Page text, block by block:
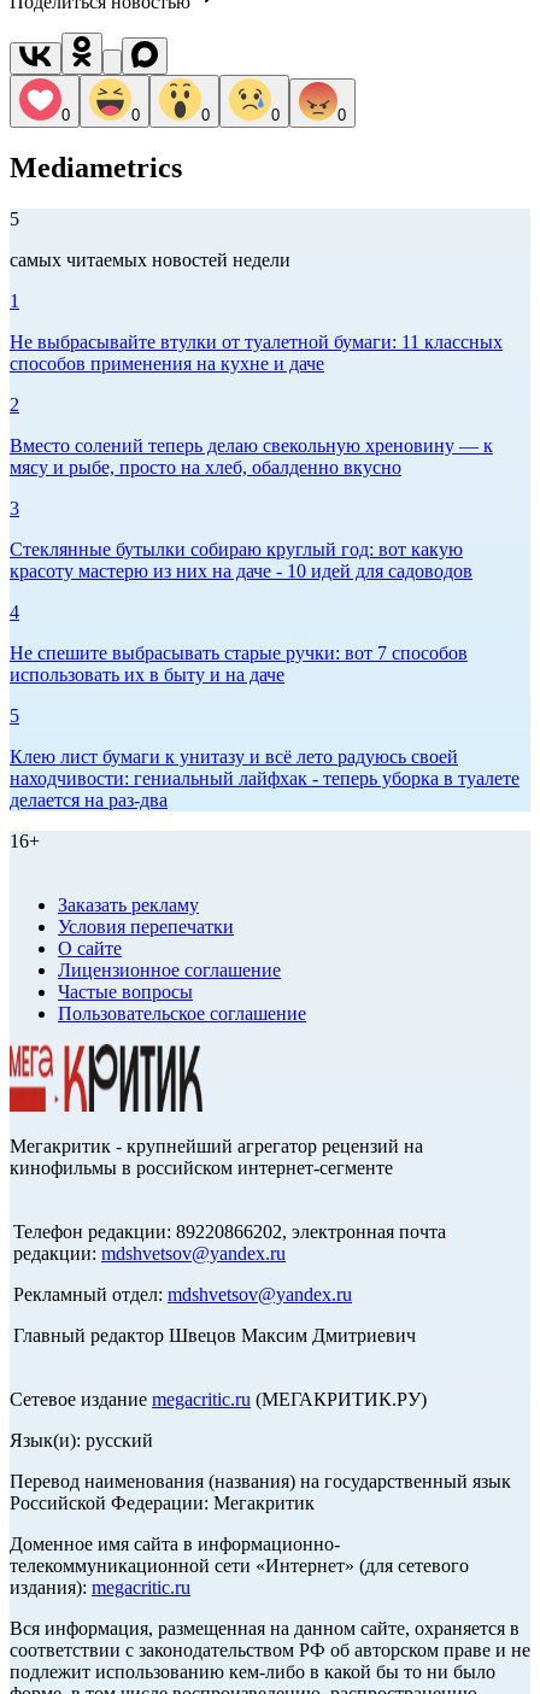
0 0 0 0 0
Mediametrics
5
самых читаемых новостей недели
1
Не выбрасывайте втулки от туалетной бумаги: 11 классных
способов применения на кухне и даче
2
Вместо солений теперь делаю свекольную хреновину — к
мясу и рыбе, просто на хлеб, обалденно вкусно
3
Стеклянные бутылки собираю круглый год: вот какую
красоту мастерю из них на даче - 10 идей для садоводов
4
Не спешите выбрасывать старые ручки: вот 7 способов
использовать их в быту и на даче
5
Клею лист бумаги к унитазу и всё лето радуюсь своей
находчивости: гениальный лайфхак - теперь уборка в туалете
делается на раз-два
16+
Заказать рекламу
Условия перепечатки
О сайте
Лицензионное соглашение
Частые вопросы
Пользовательское соглашение
Мегакритик - крупнейший агрегатор рецензий на
кинофильмы в российском интернет-сегменте
Телефон редакции: 89220866202, электронная почта
редакции: mdshvetsov@yandex.ru
Рекламный отдел: mdshvetsov@yandex.ru
Главный редактор Швецов Максим Дмитриевич
Сетевое издание megacritic.ru (МЕГАКРИТИК.РУ)
Язык(и): русский
Перевод наименования (названия) на государственный язык
Российской Федерации: Мегакритик
Доменное имя сайта в информационно-
телекоммуникационной сети «Интернет» (для сетевого
издания): megacritic.ru
Вся информация, размещенная на данном сайте, охраняется в
соответствии с законодательством РФ об авторском праве и не
подлежит использованию кем-либо в какой бы то ни было